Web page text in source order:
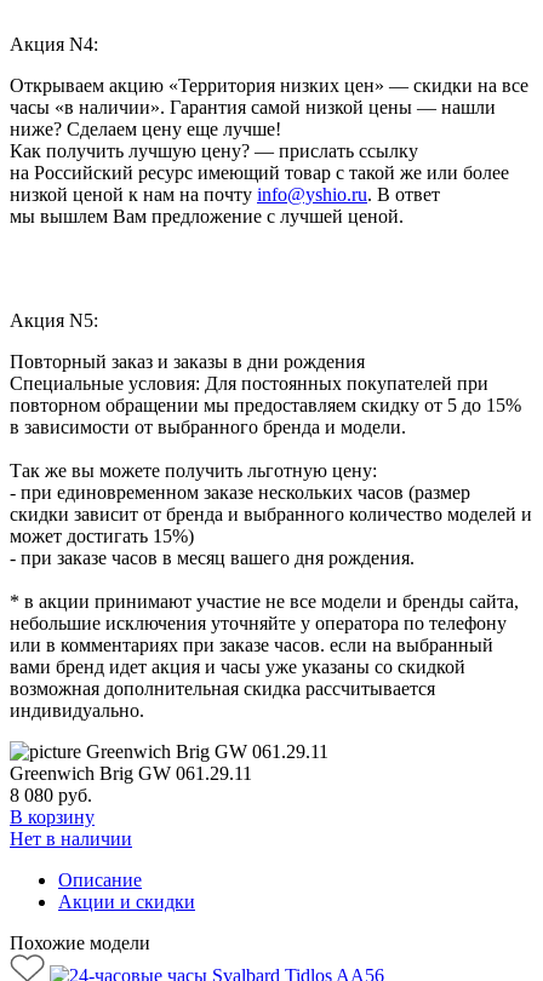
Акция N4:
Открываем акцию «Территория низких цен» — скидки на все
часы «в наличии». Гарантия самой низкой цены — нашли
ниже? Сделаем цену еще лучше!
Как получить лучшую цену? — прислать ссылку
на Российский ресурс имеющий товар с такой же или более
низкой ценой к нам на почту info@yshio.ru. В ответ
мы вышлем Вам предложение с лучшей ценой.
Акция N5:
Повторный заказ и заказы в дни рождения
Специальные условия: Для постоянных покупателей при
повторном обращении мы предоставляем скидку от 5 до 15%
в зависимости от выбранного бренда и модели.
Так же вы можете получить льготную цену:
- при единовременном заказе нескольких часов (размер
скидки зависит от бренда и выбранного количество моделей и
может достигать 15%)
- при заказе часов в месяц вашего дня рождения.
* в акции принимают участие не все модели и бренды сайта,
небольшие исключения уточняйте у оператора по телефону
или в комментариях при заказе часов. если на выбранный
вами бренд идет акция и часы уже указаны со скидкой
возможная дополнительная скидка рассчитывается
индивидуально.
Greenwich Brig GW 061.29.11
8 080 руб.
В корзину
Нет в наличии
Описание
Акции и скидки
Похожие модели